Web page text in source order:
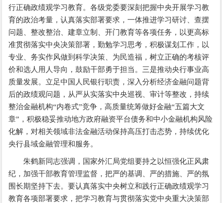
行正确政绩观学习教育。各级党委要深刻把握中央开展学习教
育的政治考量，认真落实部署要求，一体推进学习研讨、查摆
问题、整改整治、建章立制、开门教育等各项任务，以更高标
准贯彻落实中央决策部署，勤勉学习思考，积极谋划工作，以
专业、务实作风做到科学决策、为民造福，树立正确的考核评
价和选人用人导向，鼓励干部勇于担当。三是推动央行事业高
质量发展。立足中国人民银行职责，深入分析经济金融问题背
后的政绩观问题，从严从实落实中央巡视、审计等整改，持续
整治金融机构“内卷式”竞争，高质量统筹做好金融“五篇大文
章”，积极稳妥推动地方政府融资平台债务和中小金融机构风险
化解，对相关领域非法金融活动保持高压打击态势，持续优化
央行县域金融管理和服务。
朱鹤新同志强调，国家外汇局党组要持之以恒强化正风肃
纪，加强干部教育管理监督，把严的基调、严的措施、严的氛
围长期坚持下去。要认真落实中央树立和践行正确政绩观学习
教育各项部署要求，把学习教育与贯彻落实党中央重大决策部